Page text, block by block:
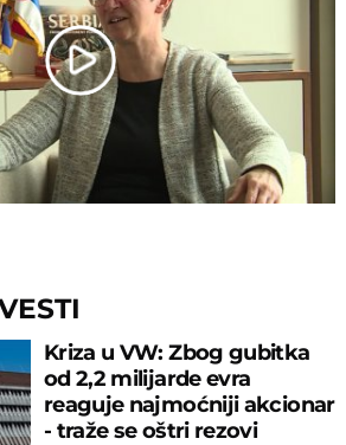
Play
Video
Kriza u VW: Zbog gubitka
od 2,2 milijarde evra
reaguje najmoćniji akcionar
- traže se oštri rezovi